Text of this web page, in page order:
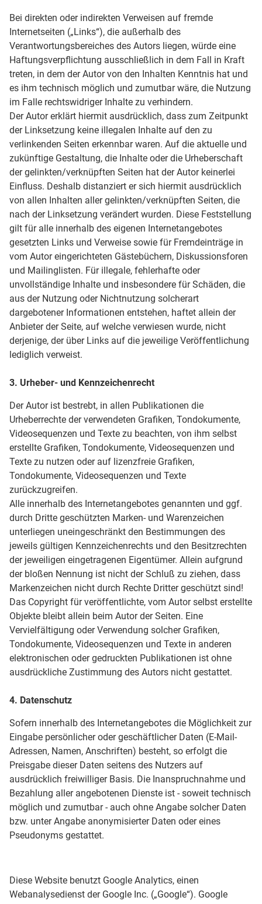
Bei direkten oder indirekten Verweisen auf fremde
Internetseiten („Links“), die außerhalb des
Verantwortungsbereiches des Autors liegen, würde eine
Haftungsverpflichtung ausschließlich in dem Fall in Kraft
treten, in dem der Autor von den Inhalten Kenntnis hat und
es ihm technisch möglich und zumutbar wäre, die Nutzung
im Falle rechtswidriger Inhalte zu verhindern.
Der Autor erklärt hiermit ausdrücklich, dass zum Zeitpunkt
der Linksetzung keine illegalen Inhalte auf den zu
verlinkenden Seiten erkennbar waren. Auf die aktuelle und
zukünftige Gestaltung, die Inhalte oder die Urheberschaft
der gelinkten/verknüpften Seiten hat der Autor keinerlei
Einfluss. Deshalb distanziert er sich hiermit ausdrücklich
von allen Inhalten aller gelinkten/verknüpften Seiten, die
nach der Linksetzung verändert wurden. Diese Feststellung
gilt für alle innerhalb des eigenen Internetangebotes
gesetzten Links und Verweise sowie für Fremdeinträge in
vom Autor eingerichteten Gästebüchern, Diskussionsforen
und Mailinglisten. Für illegale, fehlerhafte oder
unvollständige Inhalte und insbesondere für Schäden, die
aus der Nutzung oder Nichtnutzung solcherart
dargebotener Informationen entstehen, haftet allein der
Anbieter der Seite, auf welche verwiesen wurde, nicht
derjenige, der über Links auf die jeweilige Veröffentlichung
lediglich verweist.
3. Urheber- und Kennzeichenrecht
Der Autor ist bestrebt, in allen Publikationen die
Urheberrechte der verwendeten Grafiken, Tondokumente,
Videosequenzen und Texte zu beachten, von ihm selbst
erstellte Grafiken, Tondokumente, Videosequenzen und
Texte zu nutzen oder auf lizenzfreie Grafiken,
Tondokumente, Videosequenzen und Texte
zurückzugreifen.
Alle innerhalb des Internetangebotes genannten und ggf.
durch Dritte geschützten Marken- und Warenzeichen
unterliegen uneingeschränkt den Bestimmungen des
jeweils gültigen Kennzeichenrechts und den Besitzrechten
der jeweiligen eingetragenen Eigentümer. Allein aufgrund
der bloßen Nennung ist nicht der Schluß zu ziehen, dass
Markenzeichen nicht durch Rechte Dritter geschützt sind!
Das Copyright für veröffentlichte, vom Autor selbst erstellte
Objekte bleibt allein beim Autor der Seiten. Eine
Vervielfältigung oder Verwendung solcher Grafiken,
Tondokumente, Videosequenzen und Texte in anderen
elektronischen oder gedruckten Publikationen ist ohne
ausdrückliche Zustimmung des Autors nicht gestattet.
4. Datenschutz
Sofern innerhalb des Internetangebotes die Möglichkeit zur
Eingabe persönlicher oder geschäftlicher Daten (E-Mail-
Adressen, Namen, Anschriften) besteht, so erfolgt die
Preisgabe dieser Daten seitens des Nutzers auf
ausdrücklich freiwilliger Basis. Die Inanspruchnahme und
Bezahlung aller angebotenen Dienste ist - soweit technisch
möglich und zumutbar - auch ohne Angabe solcher Daten
bzw. unter Angabe anonymisierter Daten oder eines
Pseudonyms gestattet.
Diese Website benutzt Google Analytics, einen
Webanalysedienst der Google Inc. („Google“). Google